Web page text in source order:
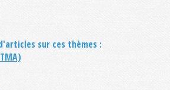
sur ces thèmes :